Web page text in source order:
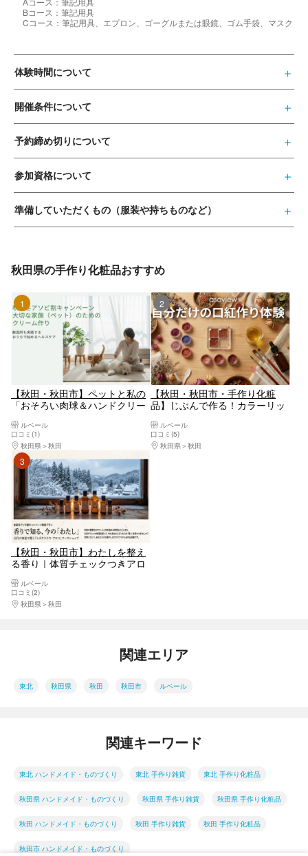
Bコース：筆記用具
Cコース：筆記用具、エプロン、ゴーグルまたは眼鏡、ゴム手袋、マスク
体験時間について
開催条件について
予約締め切りについて
参加資格について
準備していただくもの（服装や持ちものなど）
秋田県の手作り化粧品おすすめ
1位
【秋田・秋田市】ペットと私の
「おそろい肉球＆ハンドクリー
ルベール
口コミ(1)
秋田県
秋田
2位
【秋田・秋田市・手作り化粧
品】じぶんで作る！カラーリッ
験 ルベール
口コミ(5)
秋田県
秋田
3位
【秋田・秋田市】わたしを整え
る香り｜体質チェックつきアロ
ルベール
口コミ(2)
秋田県
秋田
関連エリア
東北 秋田県 秋田 秋田市 ルベール
関連キーワード
東北 ハンドメイド・ものづくり 東北 手作り雑貨 東北 手作り化粧品
秋田県 ハンドメイド・ものづくり 秋田県 手作り雑貨 秋田県 手作り化粧品
秋田 ハンドメイド・ものづくり 秋田 手作り雑貨 秋田 手作り化粧品
秋田市 ハンドメイド・ものづくり